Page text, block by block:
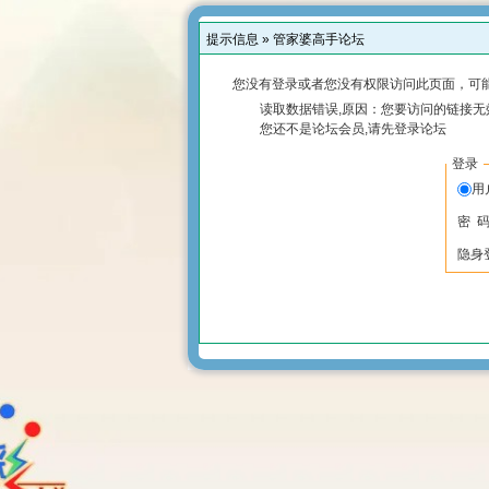
提示信息 » 管家婆高手论坛
您没有登录或者您没有权限访问此页面，可
读取数据错误,原因：您要访问的链接
您还不是论坛会员,请先登录论坛
登录
用
密
隐身